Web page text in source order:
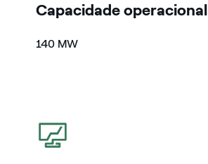
Capacidade operacional
140 MW
icon